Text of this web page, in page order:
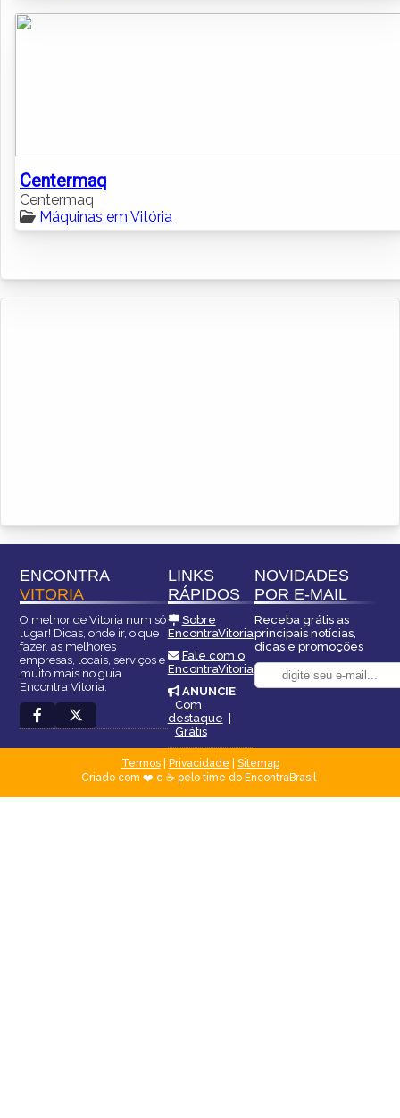
Centermaq
Centermaq
Máquinas em Vitória
ENCONTRA
VITORIA
O melhor de Vitoria num só
lugar! Dicas, onde ir, o que
fazer, as melhores
empresas, locais, serviços e
muito mais no guia
Encontra Vitoria.
LINKS
RÁPIDOS
Sobre
EncontraVitoria
Fale com o
EncontraVitoria
ANUNCIE:
Com
destaque |
Grátis
NOVIDADES
POR E-MAIL
Receba grátis as
principais notícias,
dicas e promoções
Termos| Privacidade
Sitemap
Criado com ❤️ e ☕ pelo time do EncontraBrasil